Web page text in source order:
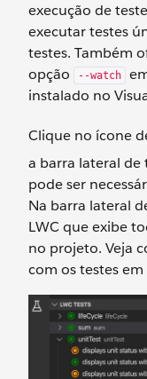
execução de
executar testes
testes. Também
opção
--watch
instalado no
Clique no ícone
a barra lateral de
pode ser
Na barra lateral
LWC que exibe
no projeto. Veja
com os testes